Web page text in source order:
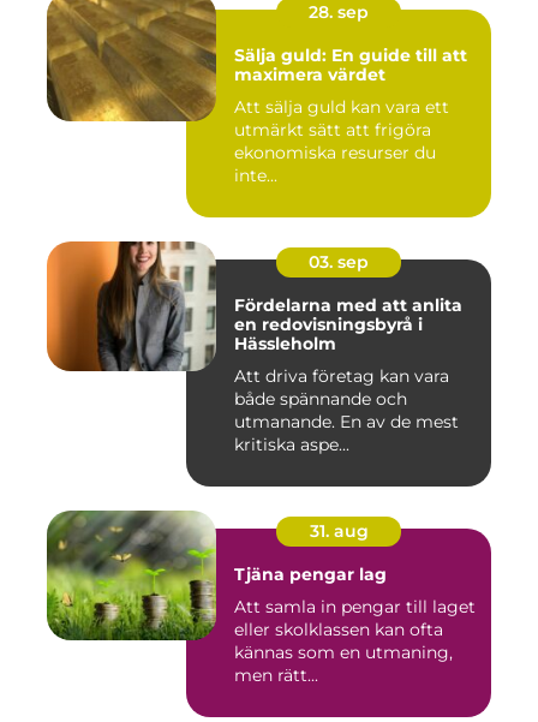
28. sep
Sälja guld: En guide till att
maximera värdet
Att sälja guld kan vara ett
utmärkt sätt att frigöra
ekonomiska resurser du
inte...
03. sep
Fördelarna med att anlita
en redovisningsbyrå i
Hässleholm
Att driva företag kan vara
både spännande och
utmanande. En av de mest
kritiska aspe...
31. aug
Tjäna pengar lag
Att samla in pengar till laget
eller skolklassen kan ofta
kännas som en utmaning,
men rätt...